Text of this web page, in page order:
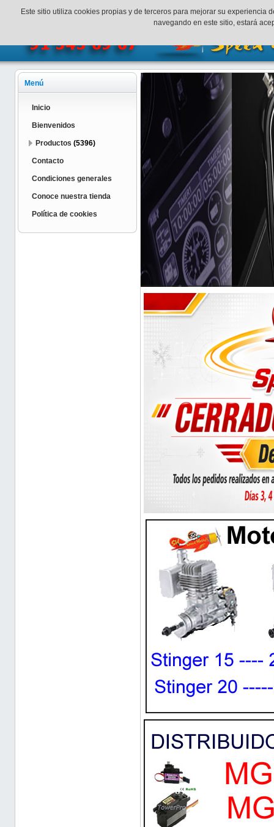
¡Bienvenidos a SpeedHobbys! Mi cuenta Finalizar
Menú
Inicio
Bienvenidos
Productos (5396)
Contacto
Condiciones generales
Conoce nuestra tienda
Política de cookies
Este sitio utiliza cookies propias y de terceros para mejorar su
navegando en este sitio, estará